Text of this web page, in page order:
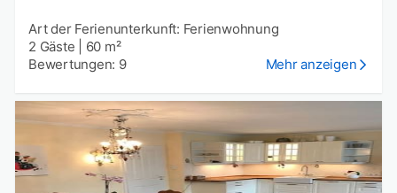
Art der Ferienunterkunft: Ferienwohnung
2 Gäste
60 m²
Bewertungen: 9
Mehr anzeigen